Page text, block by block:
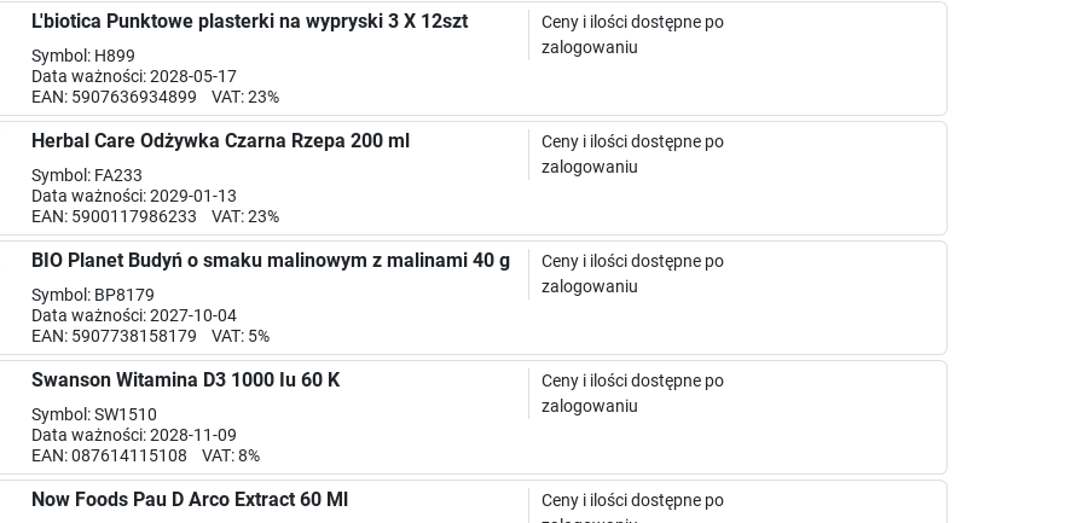
L'biotica Punktowe plasterki na wypryski 3 X 12szt
Symbol: H899
Data ważności: 2028-05-17
EAN: 5907636934899 VAT: 23%
Ceny i ilości dostępne po
zalogowaniu
Herbal Care Odżywka Czarna Rzepa 200 ml
Symbol: FA233
Data ważności: 2029-01-13
EAN: 5900117986233 VAT: 23%
Ceny i ilości dostępne po
zalogowaniu
BIO Planet Budyń o smaku malinowym z malinami 40 g
Symbol: BP8179
Data ważności: 2027-10-04
EAN: 5907738158179 VAT: 5%
Ceny i ilości dostępne po
zalogowaniu
Swanson Witamina D3 1000 Iu 60 K
Symbol: SW1510
Data ważności: 2028-11-09
EAN: 087614115108 VAT: 8%
Ceny i ilości dostępne po
zalogowaniu
Now Foods Pau D Arco Extract 60 Ml
Ceny i ilości dostępne po